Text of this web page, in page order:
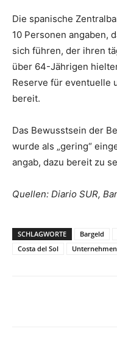
Die spanische
10 Personen angaben,
sich führen, der ihren
über 64-Jährigen
Reserve für eventuelle
bereit.
Das Bewusstsein der
wurde als „gering“
angab, dazu bereit zu
Quellen: Diario SUR,
SCHLAGWORTE Bargeld
Costa del Sol
Unternehmen